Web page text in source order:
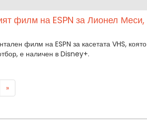
филм на ESPN за Лионел Меси,
филм на ESPN за касетата VHS, която
е наличен в Disney+.
»